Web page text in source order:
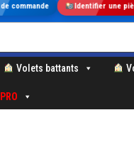
commande Identifier une
Volets battants